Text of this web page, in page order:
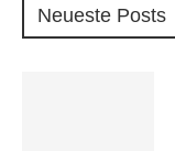
Neueste Posts